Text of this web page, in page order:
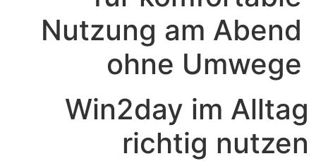
Nutzung am Abend
ohne Umwege
Win2day im Alltag
richtig nutzen